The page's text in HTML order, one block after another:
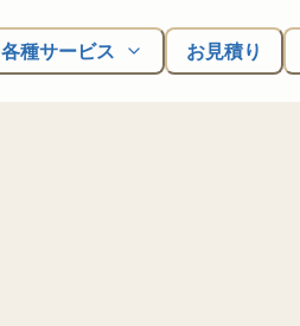
各種サービス お見積り